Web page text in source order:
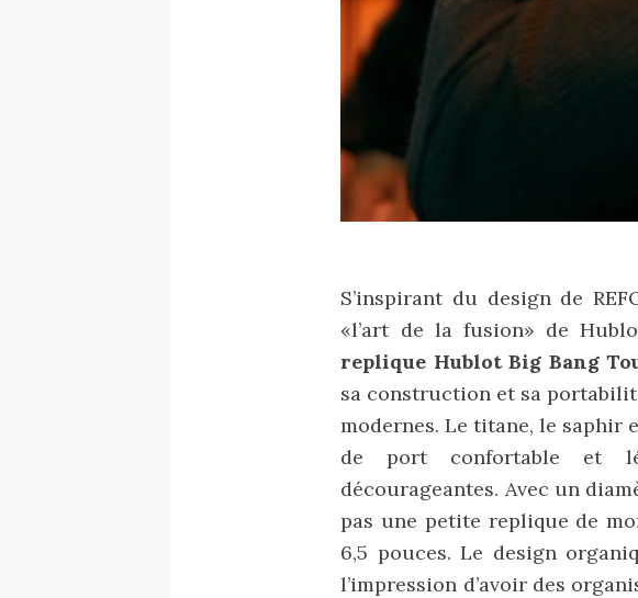
S’inspirant du design de
«l’art de la fusion» de
replique Hublot Big Bang
sa construction et sa
modernes. Le titane, le saphir
de port confortable et
décourageantes. Avec un
pas une petite replique de
6,5 pouces. Le design
l’impression d’avoir des